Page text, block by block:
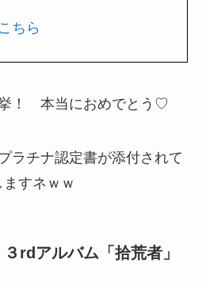
ちら
！ 本当におめでとう♡
ラチナ認定書が添付されて
すネｗｗ
rdアルバム「拾荒者」